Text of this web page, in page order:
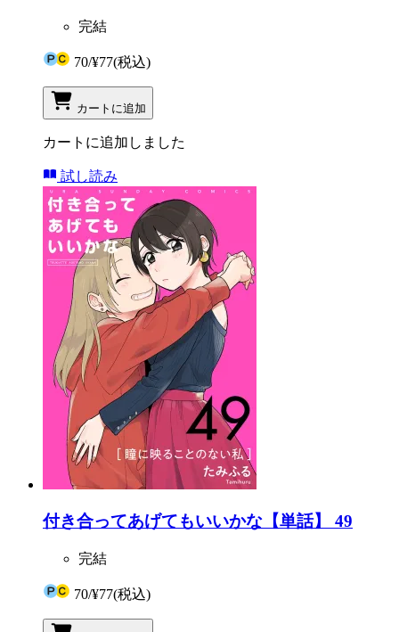
完結
70/¥77(税込)
カートに追加
カートに追加しました
試し読み
付き合ってあげてもいいかな【単話】 49
完結
70/¥77(税込)